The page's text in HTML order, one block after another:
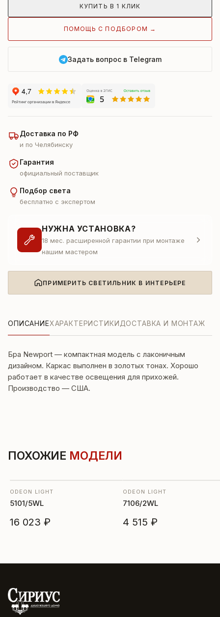
КУПИТЬ В 1 КЛИК
ПОМОЩЬ С ПОДБОРОМ →
Задать вопрос в Telegram
Доставка по РФ
и по Челябинску
Гарантия
официальный поставщик
Подбор света
бесплатно с экспертом
НУЖНА УСТАНОВКА?
18 мес. расширенной гарантии при монтаже
нашим мастером
ПРИМЕРИТЬ СВЕТИЛЬНИК В ИНТЕРЬЕРЕ
ОПИСАНИЕХАРАКТЕРИСТИКИДОСТАВКА И МОНТАЖ
Бра Newport — компактная модель с лаконичным
дизайном. Каркас выполнен в золотых тонах. Хорошо
работает в качестве освещения для прихожей.
Производство — США.
ПОХОЖИЕ МОДЕЛИ
ODEON LIGHT
5101/5WL
16 023 ₽
ODEON LIGHT
7106/2WL
4 515 ₽